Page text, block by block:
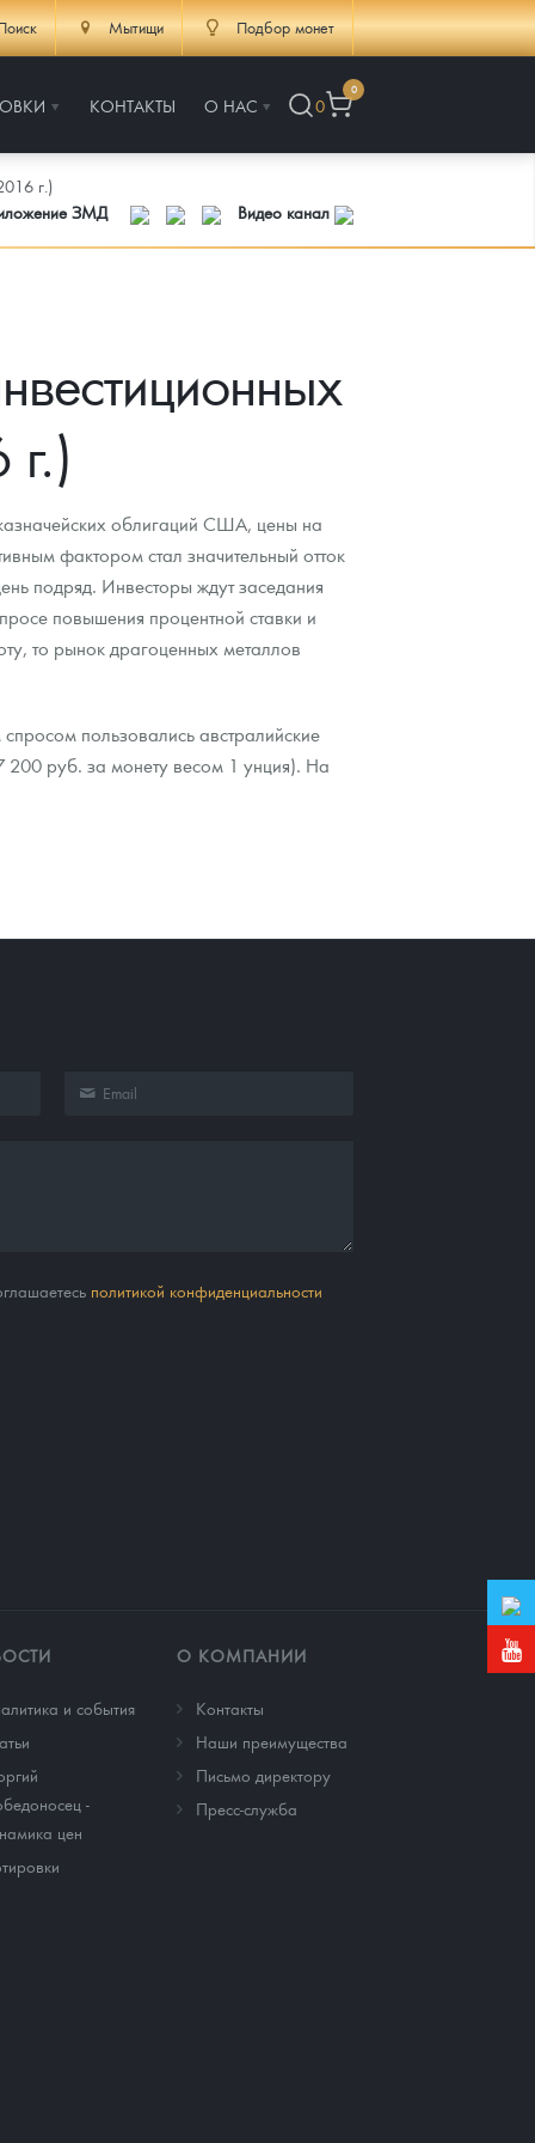
Мытищи Подбор монет
КОНТАКТЫ О НАС 0
0
г.)
ЗМД
Видео канал
облигаций США, цены на
фактором стал значительный отток
подряд. Инвесторы ждут заседания
повышения процентной ставки и
то рынок драгоценных металлов
пользовались австралийские
200 руб. за монету весом 1 унция). На
политикой конфиденциальности
и события
-
цен
О КОМПАНИИ
Контакты
Наши преимущества
Письмо директору
Пресс-служба